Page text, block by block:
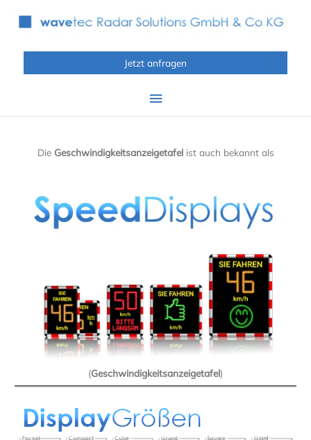
Hauptmenü
Jetzt anfragen
Die Geschwindigkeitsanzeigetafelist auch bekannt als
(Geschwindigkeitsanzeigetafel)